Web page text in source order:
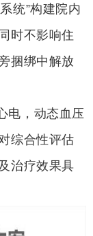
统”构建院内
时不影响住
捆绑中解放
电，动态血压
综合性评估
治疗效果具